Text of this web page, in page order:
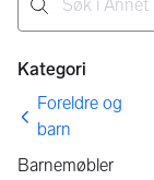
Filtre
Kategori
Foreldre og
barn
Barnemøbler